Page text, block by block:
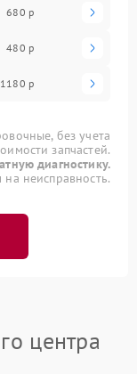
680 р
480 р
1180 р
без учета
запчастей.
диагностику.
неисправность.
центра